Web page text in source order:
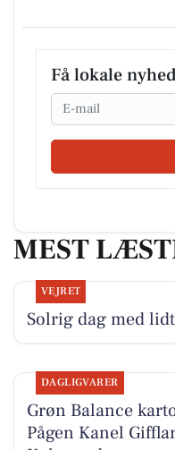
Få lokale
Email
MEST
VEJRET
Solrig dag med
DAGLIGVARER
Grøn Balance
Pågen Kanel